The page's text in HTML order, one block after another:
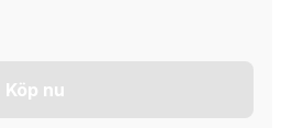
Köp nu